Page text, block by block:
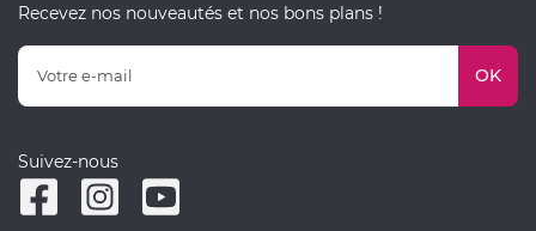
Recevez nos nouveautés et nos bons plans !
OK
Suivez-nous